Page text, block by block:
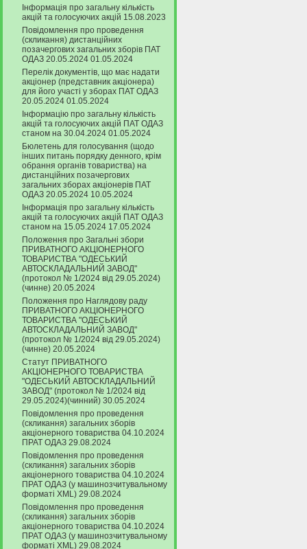
Інформація про загальну кількість
акцій та голосуючих акцій 15.08.2023
Повідомлення про проведення
(скликання) дистанційних
позачергових загальних зборів ПАТ
ОДАЗ 20.05.2024 01.05.2024
Перелік документів, що має надати
акціонер (представник акціонера)
для його участі у зборах ПАТ ОДАЗ
20.05.2024 01.05.2024
Інформацію про загальну кількість
акцій та голосуючих акцій ПАТ ОДАЗ
станом на 30.04.2024 01.05.2024
Бюлетень для голосування (щодо
інших питань порядку денного, крім
обрання органів товариства) на
дистанційних позачергових
загальних зборах акціонерів ПАТ
ОДАЗ 20.05.2024 10.05.2024
Інформація про загальну кількість
акцій та голосуючих акцій ПАТ ОДАЗ
станом на 15.05.2024 17.05.2024
Положення про Загальні збори
ПРИВАТНОГО АКЦІОНЕРНОГО
ТОВАРИСТВА "ОДЕСЬКИЙ
АВТОСКЛАДАЛЬНИЙ ЗАВОД"
(протокол № 1/2024 від 29.05.2024)
(чинне) 20.05.2024
Положення про Наглядову раду
ПРИВАТНОГО АКЦІОНЕРНОГО
ТОВАРИСТВА "ОДЕСЬКИЙ
АВТОСКЛАДАЛЬНИЙ ЗАВОД"
(протокол № 1/2024 від 29.05.2024)
(чинне) 20.05.2024
Статут ПРИВАТНОГО
АКЦІОНЕРНОГО ТОВАРИСТВА
"ОДЕСЬКИЙ АВТОСКЛАДАЛЬНИЙ
ЗАВОД" (протокол № 1/2024 від
29.05.2024)(чинний) 30.05.2024
Повідомлення про проведення
(скликання) загальних зборів
акціонерного товариства 04.10.2024
ПРАТ ОДАЗ 29.08.2024
Повідомлення про проведення
(скликання) загальних зборів
акціонерного товариства 04.10.2024
ПРАТ ОДАЗ (у машинозчитувальному
форматі XML) 29.08.2024
Повідомлення про проведення
(скликання) загальних зборів
акціонерного товариства 04.10.2024
ПРАТ ОДАЗ (у машинозчитувальному
форматі XML) 29.08.2024